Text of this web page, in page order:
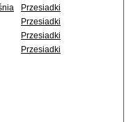
Przesiadki
Przesiadki
Przesiadki
Przesiadki